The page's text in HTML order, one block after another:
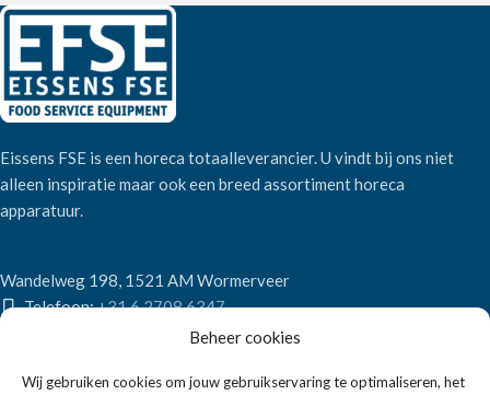
Beheer cookies
Wij gebruiken cookies om jouw gebruikservaring te optimaliseren, het
Eissens FSE is een horeca totaalleverancier. U vindt bij ons niet
alleen inspiratie maar ook een breed assortiment horeca
apparatuur.
Wandelweg 198, 1521 AM Wormerveer
Telefoon:+31 6 2708 6347
verkoop@eissensfse.nl
KLANTENSERVICE